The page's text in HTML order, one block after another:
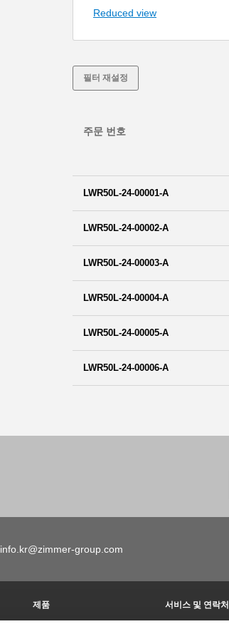
Reduced view
필터 재설정
주문 번호
LWR50L-24-00001-A
LWR50L-24-00002-A
LWR50L-24-00003-A
LWR50L-24-00004-A
LWR50L-24-00005-A
LWR50L-24-00006-A
info.kr@zimmer-group.com
제품
새 소식
서비스 및 연락처
글로벌 상담자